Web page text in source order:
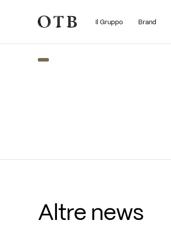
Skip to main contentIl Gruppo Brand
Altre news